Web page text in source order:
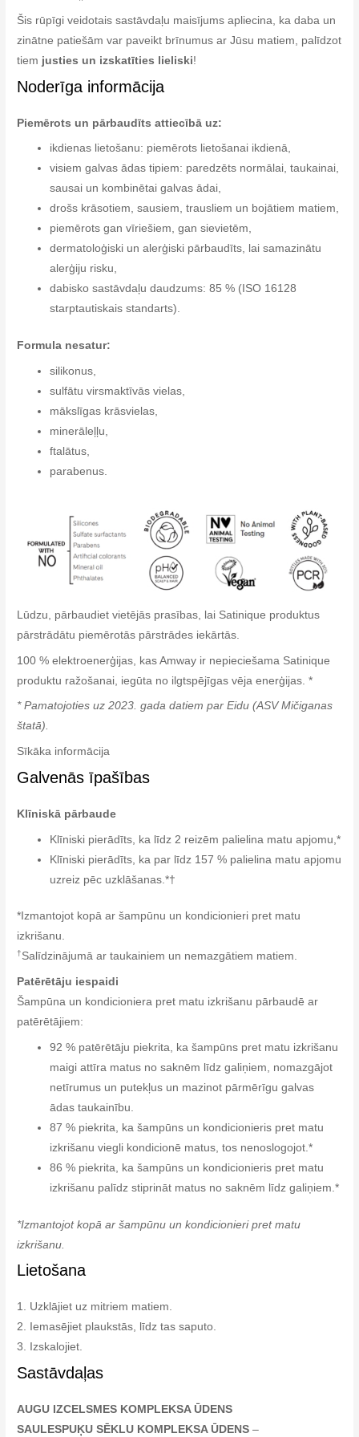
Šis rūpīgi veidotais sastāvdaļu maisījums apliecina, ka daba un
zinātne patiešām var paveikt brīnumus ar Jūsu matiem, palīdzot
tiem justies un izskatīties lieliski!
Noderīga informācija
Piemērots un pārbaudīts attiecībā uz:
ikdienas lietošanu: piemērots lietošanai ikdienā,
visiem galvas ādas tipiem: paredzēts normālai, taukainai,
sausai un kombinētai galvas ādai,
drošs krāsotiem, sausiem, trausliem un bojātiem matiem,
piemērots gan vīriešiem, gan sievietēm,
dermatoloģiski un alerģiski pārbaudīts, lai samazinātu
alerģiju risku,
dabisko sastāvdaļu daudzums: 85 % (ISO 16128
starptautiskais standarts).
Formula nesatur:
silikonus,
sulfātu virsmaktīvās vielas,
mākslīgas krāsvielas,
minerāleļļu,
ftalātus,
parabenus.
Lūdzu, pārbaudiet vietējās prasības, lai Satinique produktus
pārstrādātu piemērotās pārstrādes iekārtās.
100 % elektroenerģijas, kas Amway ir nepieciešama Satinique
produktu ražošanai, iegūta no ilgtspējīgas vēja enerģijas. *
* Pamatojoties uz 2023. gada datiem par Eidu (ASV Mičiganas
štatā).
Sīkāka informācija
Galvenās īpašības
Klīniskā pārbaude
Klīniski pierādīts, ka līdz 2 reizēm palielina matu apjomu,*
Klīniski pierādīts, ka par līdz 157 % palielina matu apjomu
uzreiz pēc uzklāšanas.*†
*Izmantojot kopā ar šampūnu un kondicionieri pret matu
izkrišanu.
†Salīdzinājumā ar taukainiem un nemazgātiem matiem.
Patērētāju iespaidi
Šampūna un kondicioniera pret matu izkrišanu pārbaudē ar
patērētājiem:
92 % patērētāju piekrita, ka šampūns pret matu izkrišanu
maigi attīra matus no saknēm līdz galiņiem, nomazgājot
netīrumus un putekļus un mazinot pārmērīgu galvas
ādas taukainību.
87 % piekrita, ka šampūns un kondicionieris pret matu
izkrišanu viegli kondicionē matus, tos nenoslogojot.*
86 % piekrita, ka šampūns un kondicionieris pret matu
izkrišanu palīdz stiprināt matus no saknēm līdz galiņiem.*
*Izmantojot kopā ar šampūnu un kondicionieri pret matu
izkrišanu.
Lietošana
1. Uzklājiet uz mitriem matiem.
2. Iemasējiet plaukstās, līdz tas saputo.
3. Izskalojiet.
Sastāvdaļas
AUGU IZCELSMES KOMPLEKSA ŪDENS
SAULESPUĶU SĒKLU KOMPLEKSA ŪDENS –